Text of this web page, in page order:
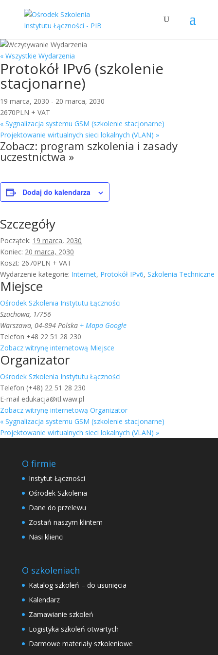
« Wszystkie Wydarzenia
Protokół IPv6 (szkolenie
stacjonarne)
19 marca, 2030 - 20 marca, 2030
2670PLN + VAT
« Sygnalizacja systemu GSM (szkolenie stacjonarne)
Projektowanie wirtualnych sieci lokalnych (VLAN) »
Zobacz: program szkolenia i zasady
uczestnictwa »
Dodaj do kalendarza
Szczegóły
Początek: 19 marca, 2030
Koniec: 20 marca, 2030
Koszt: 2670PLN + VAT
Wydarzenie kategorie: Internet, Protokół IPv6, Szkolenia Techniczne
Miejsce
Ośrodek Szkolenia Instytutu Łączności
Szachowa, 1/756
Warszawa, 04-894 Polska + Mapa Google
Telefon +48 22 51 28 230
Zobacz witrynę internetową Miejsce
Organizator
Ośrodek Szkolenia Instytutu Łączności
Telefon (+48) 22 51 28 230
E-mail edukacja@itl.waw.pl
Zobacz witrynę internetową Organizator
« Sygnalizacja systemu GSM (szkolenie stacjonarne)
Projektowanie wirtualnych sieci lokalnych (VLAN) »
O firmie
Instytut Łączności
Ośrodek Szkolenia
Dane do przelewu
Zostań naszym klintem
Nasi klienci
O szkoleniach
Katalog szkoleń – do usunięcia
Kalendarz
Zamawianie szkoleń
Logistyka szkoleń otwartych
Darmowe materiały szkoleniowe